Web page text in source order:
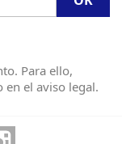
Para ello,
el aviso legal.